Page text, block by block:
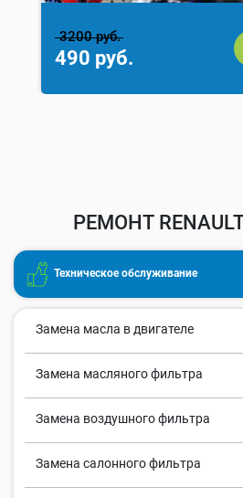
3200 руб.
490 руб.
РЕМОНТ
Техническое обслуживание
Замена масла в двигателе
Замена масляного фильтра
Замена воздушного фильтра
Замена салонного фильтра